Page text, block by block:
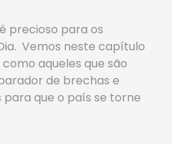
precioso para os
Vemos neste capítulo
aqueles que são
de brechas e
que o país se torne